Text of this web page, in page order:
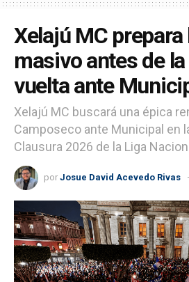
Xelajú MC
masivo antes de
vuelta ante
Xelajú MC buscará una épica
Camposeco ante Municipal en
Clausura 2026 de la Liga
por Josue David Acevedo Rivas